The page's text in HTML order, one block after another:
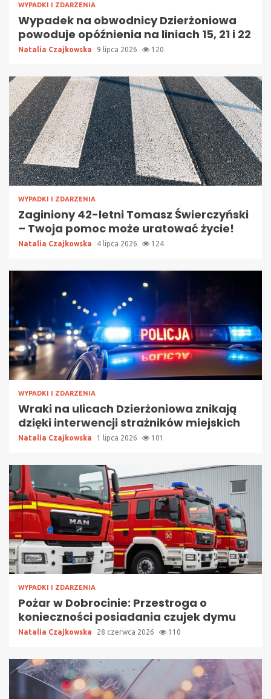
WYPADKI I ZDARZENIA
Wypadek na obwodnicy Dzierżoniowa
powoduje opóźnienia na liniach 15, 21 i 22
Natalia Czajkowska 9 lipca 2026 120
WYPADKI I ZDARZENIA
Zaginiony 42-letni Tomasz Świerczyński
– Twoja pomoc może uratować życie!
Natalia Czajkowska 4 lipca 2026 124
WYPADKI I ZDARZENIA
Wraki na ulicach Dzierżoniowa znikają
dzięki interwencji strażników miejskich
Natalia Czajkowska 1 lipca 2026 101
WYPADKI I ZDARZENIA
Pożar w Dobrocinie: Przestroga o
konieczności posiadania czujek dymu
Natalia Czajkowska 28 czerwca 2026 110